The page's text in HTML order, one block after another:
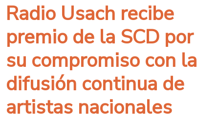
Radio Usach recibe
premio de la SCD por
su compromiso con la
difusión continua de
artistas nacionales